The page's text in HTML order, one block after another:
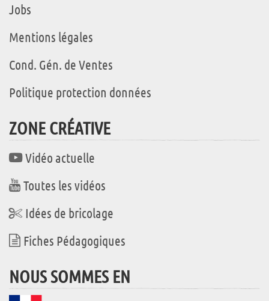
Jobs
Mentions légales
Cond. Gén. de Ventes
Politique protection données
ZONE CRÉATIVE
Vidéo actuelle
Toutes les vidéos
Idées de bricolage
Fiches Pédagogiques
NOUS SOMMES EN